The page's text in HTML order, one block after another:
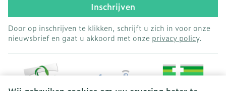
Inschrijven
Door op inschrijven te klikken, schrijft u zich in voor onze
nieuwsbrief en gaat u akkoord met onze privacy policy.